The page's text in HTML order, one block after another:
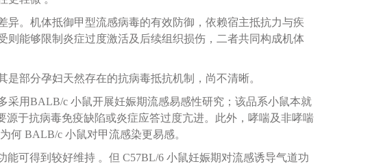
。机体抵御甲型流感病毒的有效防御，依赖宿主抵抗力与疾
能够限制炎症过度激活及后续组织损伤，二者共同构成机体
部分孕妇天然存在的抗病毒抵抗机制，尚不清晰。
用BALB/c 小鼠开展妊娠期流感易感性研究；该品系小鼠本就
于抗病毒免疫缺陷或炎症应答过度亢进。此外，哮喘及非哮喘
何 BALB/c 小鼠对甲流感染更易感。
可得到较好维持 。但 C57BL/6 小鼠妊娠期对流感诱导气道功